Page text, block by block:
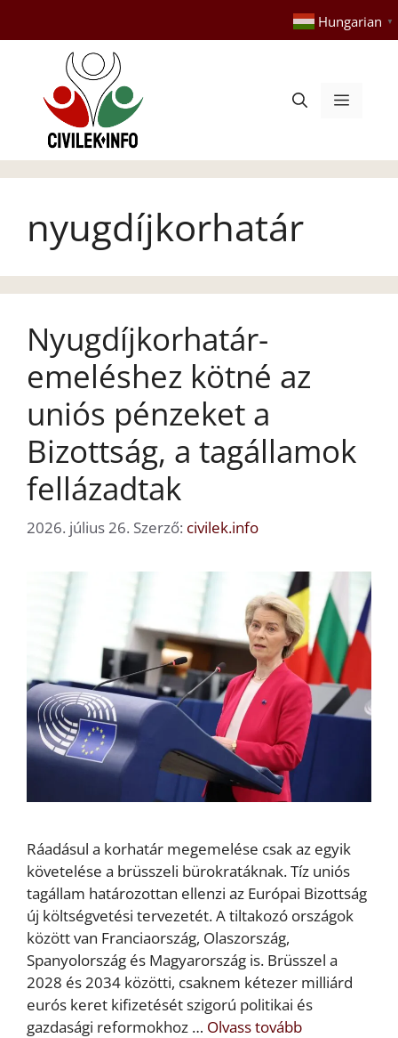
tartalomba
Hungarian ▼
Menü
nyugdíjkorhatár
Nyugdíjkorhatár-
emeléshez kötné az
uniós pénzeket a
Bizottság, a tagállamok
fellázadtak
2026. július 26. Szerző: civilek.info
Ráadásul a korhatár megemelése csak az egyik
követelése a brüsszeli bürokratáknak. Tíz uniós
tagállam határozottan ellenzi az Európai Bizottság
új költségvetési tervezetét. A tiltakozó országok
között van Franciaország, Olaszország,
Spanyolország és Magyarország is. Brüsszel a
2028 és 2034 közötti, csaknem kétezer milliárd
eurós keret kifizetését szigorú politikai és
gazdasági reformokhoz … Olvass tovább